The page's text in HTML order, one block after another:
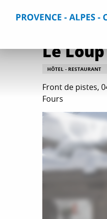
Accueil Séjourner
Le
HÔTEL - RESTAURANT
Front de pistes,
Fours